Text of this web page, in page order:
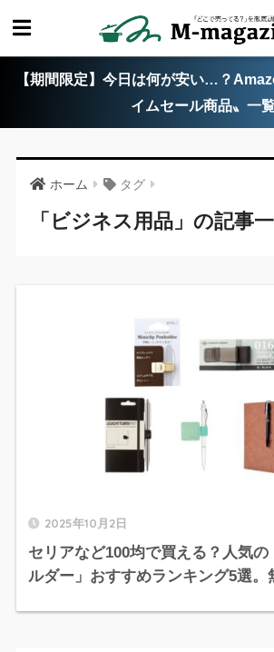
【期間限定】今日は何が安い…？
イムセール商品〟一
ホーム タグ
「ビジネス用品」の記事
2025年10月2日
セリアなど100均で買える？人気
ルダー」おすすめランキング5選。